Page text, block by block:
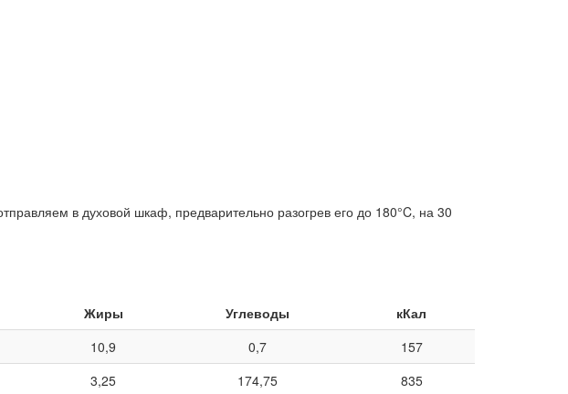
в духовой шкаф, предварительно разогрев его до 180°C, на 30
Жиры Углеводы
кКал
10,9 0,7
157
3,25 174,75
835